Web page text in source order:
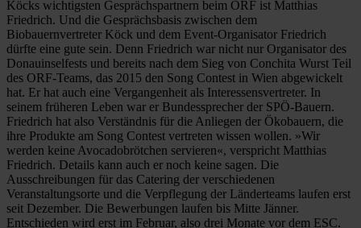
Köcks wichtigsten Gesprächspartnern beim ORF ist Matthias
Friedrich. Und die Gesprächsbasis zwischen dem
Biobauernvertreter Köck und dem Event-Organisator Friedrich
dürfte eine gute sein. Denn Friedrich war nicht nur Organisator des
Donauinselfests und bereits nach dem Sieg von Conchita Wurst Teil
des ORF-Teams, das 2015 den Song Contest in Wien abgewickelt
hat. Er hat auch eine Vergangenheit als Interessensvertreter. In
seinem früheren Leben war er Bundessprecher der SPÖ-Bauern.
Friedrich hat also Verständnis für die Anliegen der Ökobauern, die
ihre Produkte am Song Contest vertreten wissen wollen. »Wir
werden keine Avocadobrötchen servieren«, verspricht Matthias
Friedrich. Details kann auch er noch keine sagen. Die
Ausschreibungen für das Catering der verschiedenen
Veranstaltungsorte und die Verpflegung der Länderteams laufen erst
seit Dezember. Die Bewerbungen laufen bis Mitte Jänner.
Entschieden wird erst im Februar, also drei Monate vor dem ESC.